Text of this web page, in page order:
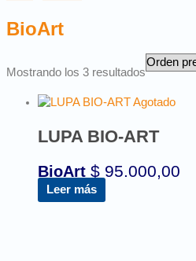
BioArt
Mostrando los 3 resultados
Agotado
LUPA BIO-ART
BioArt $ 95.000,00
Leer más